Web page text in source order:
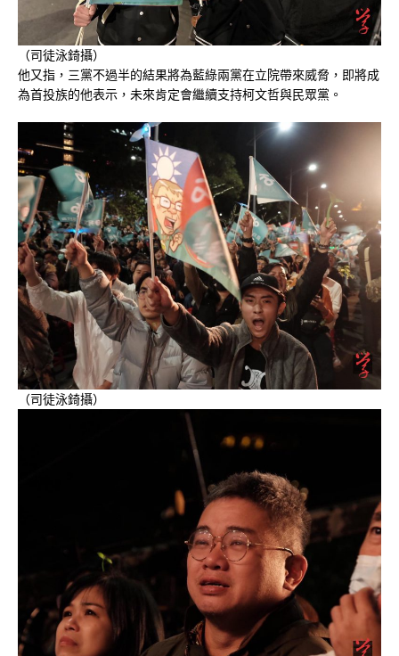
（司徒泳錡攝）
他又指，三黨不過半的結果將為藍綠兩黨在立院帶來威脅，即將成
為首投族的他表示，未來肯定會繼續支持柯文哲與民眾黨。
（司徒泳錡攝）